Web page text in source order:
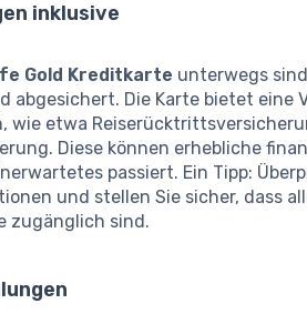
inklusive
Gold Kreditkarte unterwegs
abgesichert. Die Karte bietet eine
wie etwa
Diese können erhebliche
passiert. Ein Tipp:
und stellen Sie sicher, dass
zugänglich sind.